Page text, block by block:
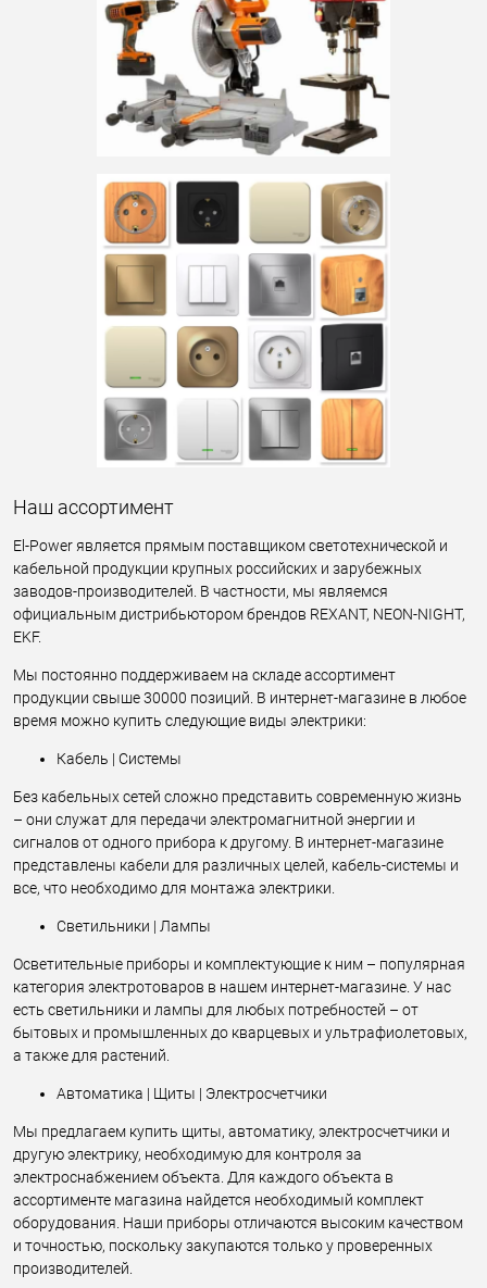
Наш ассортимент
El-Power является прямым поставщиком светотехнической и
кабельной продукции крупных российских и зарубежных
заводов-производителей. В частности, мы являемся
официальным дистрибьютором брендов REXANT, NEON-NIGHT,
EKF.
Мы постоянно поддерживаем на складе ассортимент
продукции свыше 30000 позиций. В интернет-магазине в любое
время можно купить следующие виды электрики:
Кабель | Системы
Без кабельных сетей сложно представить современную жизнь
– они служат для передачи электромагнитной энергии и
сигналов от одного прибора к другому. В интернет-магазине
представлены кабели для различных целей, кабель-системы и
все, что необходимо для монтажа электрики.
Светильники | Лампы
Осветительные приборы и комплектующие к ним – популярная
категория электротоваров в нашем интернет-магазине. У нас
есть светильники и лампы для любых потребностей – от
бытовых и промышленных до кварцевых и ультрафиолетовых,
а также для растений.
Автоматика | Щиты | Электросчетчики
Мы предлагаем купить щиты, автоматику, электросчетчики и
другую электрику, необходимую для контроля за
электроснабжением объекта. Для каждого объекта в
ассортименте магазина найдется необходимый комплект
оборудования. Наши приборы отличаются высоким качеством
и точностью, поскольку закупаются только у проверенных
производителей.